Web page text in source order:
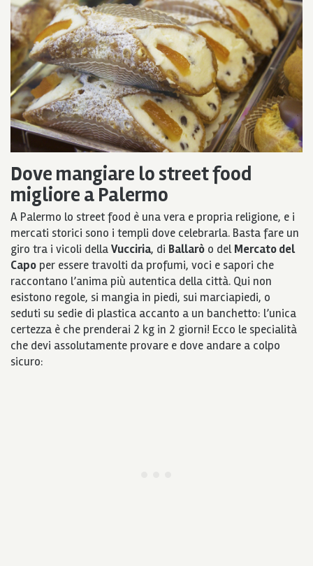
Dove mangiare lo street food
migliore a Palermo
A Palermo lo street food è una vera e propria religione, e i
mercati storici sono i templi dove celebrarla. Basta fare un
giro tra i vicoli dellaVucciria, di Ballarò o delMercato del
Capo per essere travolti da profumi, voci e sapori che
raccontano l’anima più autentica della città. Qui non
esistono regole, si mangia in piedi, sui marciapiedi, o
seduti su sedie di plastica accanto a un banchetto: l’unica
certezza è che prenderai 2 kg in 2 giorni! Ecco le specialità
che devi assolutamente provare e dove andare a colpo
sicuro: